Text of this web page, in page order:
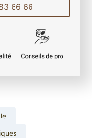
66 66